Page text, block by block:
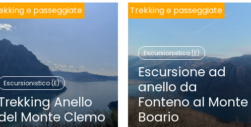
e passeggiate
Escursionistico (E)
Anello
Monte Clemo
Trekking e passeggiate
Escursionistico (E)
Escursione ad
anello da
Fonteno al Monte
Boario